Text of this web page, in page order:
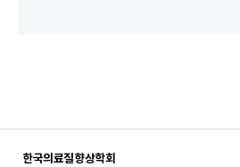
한국의료질향상학회